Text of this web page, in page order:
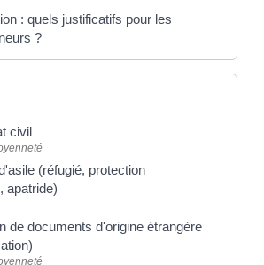
: quels justificatifs pour les
?
civil
(réfugié, protection
apatride)
de documents d'origine étrangère